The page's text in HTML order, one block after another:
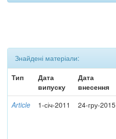
Знайдені матеріали:
Тип
Дата
випуску
Дата
внесення
Article 1-січ-2011 24-гру-2015